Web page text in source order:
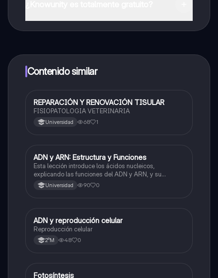
a determinadas funciones.
Contenido similar
Biología
REPARACIÓN Y RENOVACIÓN TISULAR
FISIOPATOLOGIA VETERINARIA
Universidad 68 1
Biología
ADN y ARN: Estructura y Funciones
Esta lección introduce los ácidos nucleicos,
explicando las funciones del ADN y ARN, y su
estructura basada en nucleótidos.
Universidad 90 0
Biología
ADN y reproducción celular
Reproducción celular
2°M 48 0
Biología
Fotosíntesis